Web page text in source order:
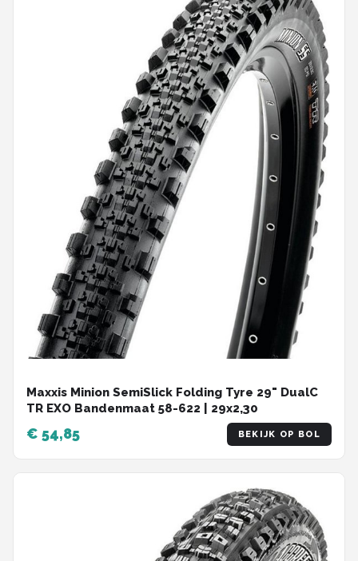
Maxxis Minion SemiSlick Folding Tyre 29" DualC
TR EXO Bandenmaat 58-622 | 29x2,30
€ 54,85 BEKIJK OP BOL